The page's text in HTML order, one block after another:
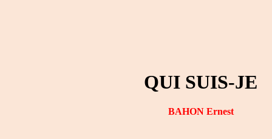
QUI SUIS-JE
BAHON Ernest